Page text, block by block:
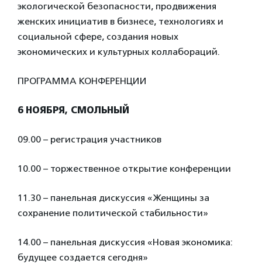
экологической безопасности, продвижения
женских инициатив в бизнесе, технологиях и
социальной сфере, создания новых
экономических и культурных коллабораций.
ПРОГРАММА КОНФЕРЕНЦИИ
6 НОЯБРЯ, СМОЛЬНЫЙ
09.00 – регистрация участников
10.00 – торжественное открытие конференции
11.30 – панельная дискуссия «Женщины за
сохранение политической стабильности»
14.00 – панельная дискуссия «Новая экономика:
будущее создается сегодня»